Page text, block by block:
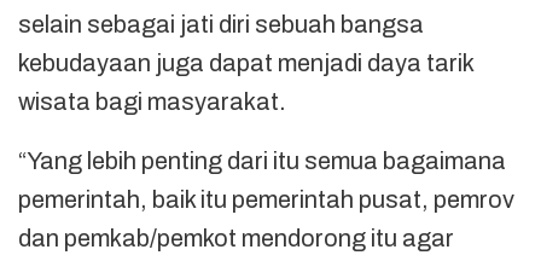
selain sebagai jati diri sebuah bangsa
kebudayaan juga dapat menjadi daya tarik
wisata bagi masyarakat.
“Yang lebih penting dari itu semua bagaimana
pemerintah, baik itu pemerintah pusat, pemrov
dan pemkab/pemkot mendorong itu agar